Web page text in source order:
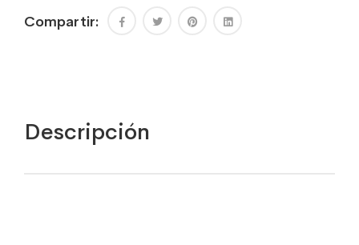
Compartir:
Descripción